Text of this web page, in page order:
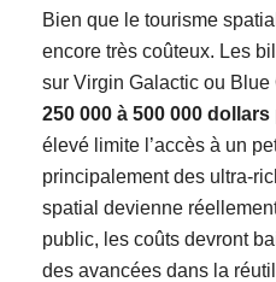
Bien que le tourisme
encore très coûteux. Les
sur Virgin Galactic ou
250 000 à 500 000 dollars
élevé limite l’accès à un
principalement des ultra-
spatial devienne
public, les coûts devront
des avancées dans la